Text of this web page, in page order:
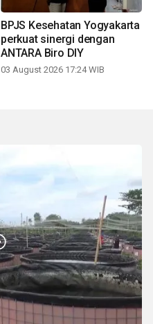
BPJS Kesehatan Yogyakarta
perkuat sinergi dengan
ANTARA Biro DIY
03 August 2026 17:24 WIB